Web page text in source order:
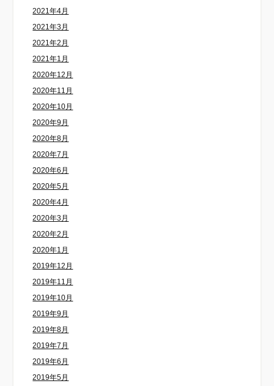
2021年4月
2021年3月
2021年2月
2021年1月
2020年12月
2020年11月
2020年10月
2020年9月
2020年8月
2020年7月
2020年6月
2020年5月
2020年4月
2020年3月
2020年2月
2020年1月
2019年12月
2019年11月
2019年10月
2019年9月
2019年8月
2019年7月
2019年6月
2019年5月